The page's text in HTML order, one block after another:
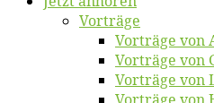
Vor­trä­ge
Vor­trä­ge von
Vor­trä­ge von
Vor­trä­ge von